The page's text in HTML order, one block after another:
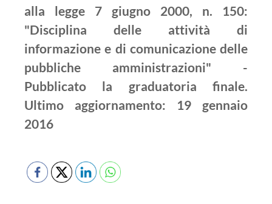
alla legge 7 giugno 2000, n. 150:
"Disciplina delle attività di
informazione e di comunicazione delle
pubbliche amministrazioni" -
Pubblicato la graduatoria finale.
Ultimo aggiornamento: 19 gennaio
2016